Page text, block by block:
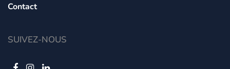
Contact
SUIVEZ-NOUS